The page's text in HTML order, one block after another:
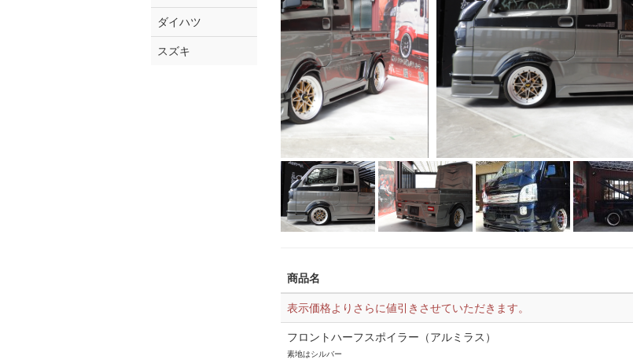
ダイハツ
スズキ
商品名
表示価格よりさらに値引きさせていただきます。
フロントハーフスポイラー（アルミラス）
素地はシルバー